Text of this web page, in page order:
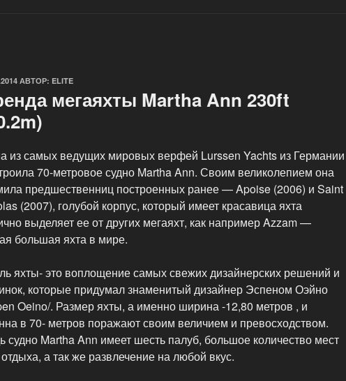
АВТОР: ELITE
мегаяхты Martha Ann 230ft
из самых ведущих мировых верфей Lurssen Yachts из Германии
70-метровое судно Martha Ann. Своим великолепием она
предшественниц построенных ранее — Apoise (2006) и Saint
(2007), голубой корпус, который имеет красавица яхта
выделяет ее от других мегаяхт, как например Azzam —
большая яхта в мире.
яхты- это воплощение самых свежих дизайнерских решений и
которые придумал знаменитый дизайнер Эспеном Оэйно
Oeino/. Размер яхты, а именно ширина -12,80 метров , и
в 70- метров поражают своим величием и превосходством.
судно Martha Ann имеет шесть палуб, большое количество мест
а так же развлечение на любой вкус.